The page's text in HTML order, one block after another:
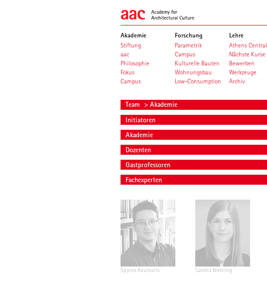
Akademie
Stiftung
aac
Philosophie
Fokus
Campus
Forschung
Parametrik
Campus
Kulturelle Bauten
Wohnungsbau
Low-Consumption
Lehre
Athens Central
Nächste Kurse
Bewerben
Werkzeuge
Archiv
Team > Akademie
Initiatoren
Akademie
Dozenten
Gastprofessoren
Fachexperten
Spyros Koulouris Sandra Niebling